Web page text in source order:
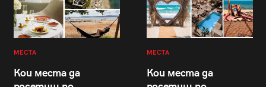
МЕСТА
Кои места да
МЕСТА
Кои места да